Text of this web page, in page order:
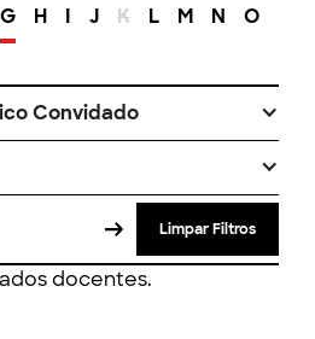
G H I J K L M N O
Convidado
Limpar Filtros
docentes.